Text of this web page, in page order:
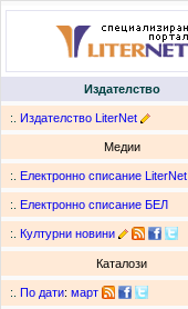
Издателство
:. Издателство LiterNet
Медии
:. Електронно списание LiterNet
:. Електронно списание БЕЛ
:. Културни новини
Каталози
:. По дати: март